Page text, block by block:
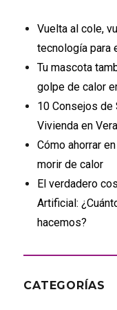
Vuelta al cole,
tecnología para
Tu mascota
golpe de calor
10 Consejos de
Vivienda en
Cómo ahorrar
morir de calor
El verdadero
Artificial:
hacemos?
CATEGORÍAS